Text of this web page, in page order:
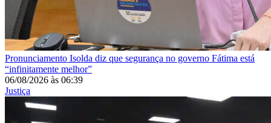
Pronunciamento Isolda diz que segurança no governo Fátima está
“infinitamente melhor”
06/08/2026 às 06:39
Justiça